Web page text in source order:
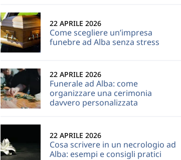
Come scegliere un’impresa
funebre ad Alba senza stress
22 APRILE 2026
Funerale ad Alba: come
organizzare una cerimonia
davvero personalizzata
22 APRILE 2026
Cosa scrivere in un necrologio ad
Alba: esempi e consigli pratici
22 APRILE 2026